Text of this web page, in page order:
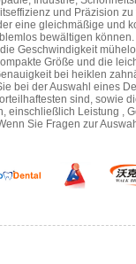
und Präzision
eine gleichmäßige und
bewältigen
Geschwindigkeit
Größe und die
bei heiklen
bei der Auswahl eines
sind, sowie
einschließlich Leistung ,
Sie Fragen zur